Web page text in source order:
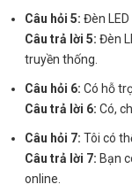
Câu hỏi 5: Đèn
Câu trả lời 5: Đèn
truyền thống.
Câu hỏi 6: Có hỗ
Câu trả lời 6: Có,
Câu hỏi 7: Tôi có
Câu trả lời 7: Bạn
online.